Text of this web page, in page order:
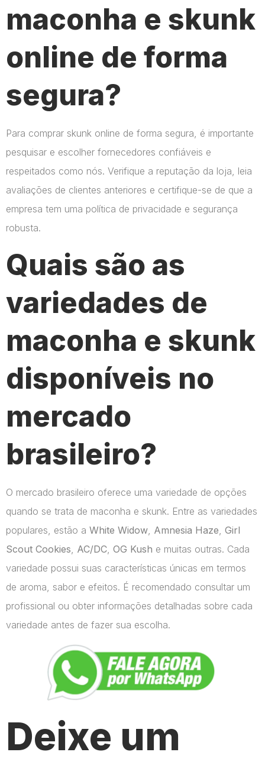
maconha e skunk
online de forma
segura?
Para comprar skunk online de forma segura, é importante
pesquisar e escolher fornecedores confiáveis e
respeitados como nós. Verifique a reputação da loja, leia
avaliações de clientes anteriores e certifique-se de que a
empresa tem uma política de privacidade e segurança
robusta.
Quais são as
variedades de
maconha e skunk
disponíveis no
mercado
brasileiro?
O mercado brasileiro oferece uma variedade de opções
quando se trata de maconha e skunk. Entre as variedades
populares, estão a White Widow Amnesia Haze Girl
Scout Cookies AC/DC OG Kush e muitas outras. Cada
variedade possui suas características únicas em termos
de aroma, sabor e efeitos. É recomendado consultar um
profissional ou obter informações detalhadas sobre cada
variedade antes de fazer sua escolha.
Deixe um